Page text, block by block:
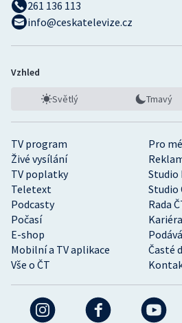
TV program
Pro
Živé vysílání
TV poplatky
Studio
Teletext
Studio
Podcasty
Rada
Počasí
Kariéra
E-shop
Mobilní a TV aplikace
Časté
Vše o ČT
261 136 113
info@ceskatelevize.cz
Vzhled
Světlý Tmavý